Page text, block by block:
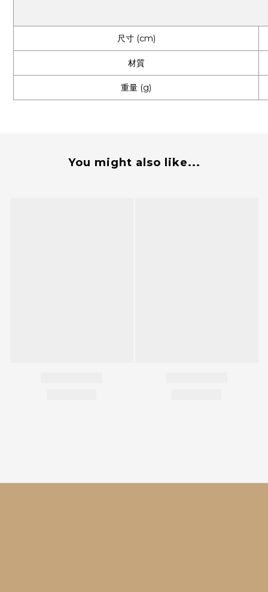
尺寸 (cm)
材質
重量 (g)
You might also like...